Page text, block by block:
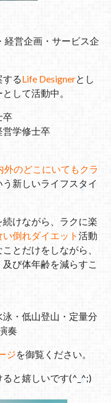
営企画・サービス企
るLife Designerとし
して活動中。
卒
営学修士卒
外のどこにいてもクラ
う新しいライフスタイ
けながら、ラクに楽
い倒れダイエット 活動
とだけをしながら、
び体年齢を減らすこ
・低山登山・定量分
奏
ジを御覧ください。
と嬉しいです(^_^;)